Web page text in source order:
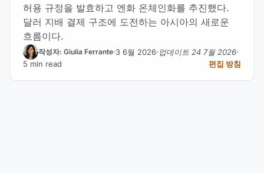
허용 규정을 발효하고 엔화 온체인화를 추진했다.
달러 지배 결제 구조에 도전하는 아시아의 새로운
흐름이다.
작성자: Giulia Ferrante 3 6월 2026 업데이트 24 7월 2026
5 min read
편집 방침